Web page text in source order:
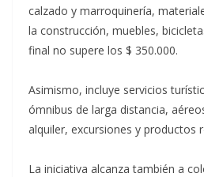
calzado y marroquinería,
la construcción, muebles,
final no supere los $ 350.000.
Asimismo, incluye servicios
ómnibus de larga distancia,
alquiler, excursiones y productos
La iniciativa alcanza también a